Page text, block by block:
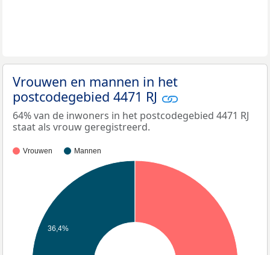
Vrouwen en mannen in het
postcodegebied 4471 RJ
64% van de inwoners in het postcodegebied 4471 RJ
staat als vrouw geregistreerd.
Vrouwen Mannen
36,4%